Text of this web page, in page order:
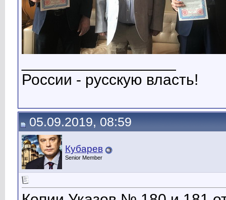
России - русскую власть!
05.09.2019, 08:59
Кубарев
Senior Member